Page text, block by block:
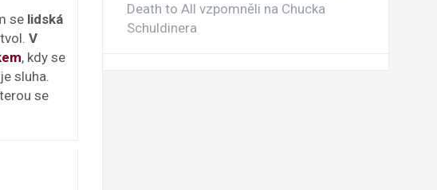
se lidská
V
, kdy se
sluha.
se
Death to All vzpomněli na Chucka
Schuldinera